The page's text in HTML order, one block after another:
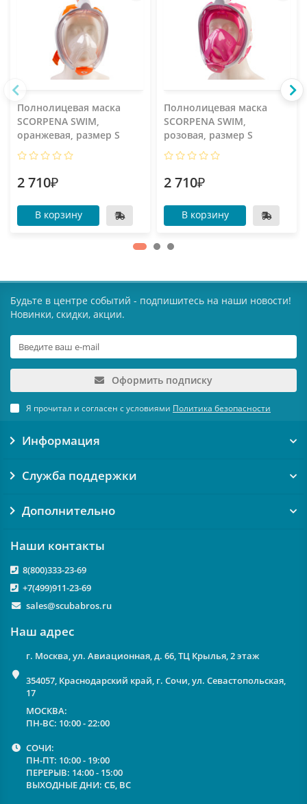
Полнолицевая маска
SCORPENA SWIM,
оранжевая, размер S
2 710₽
В корзину
Полнолицевая маска
SCORPENA SWIM,
розовая, размер S
2 710₽
В корзину
Будьте в центре событий - подпишитесь на наши новости!
Новинки, скидки, акции.
Оформить подписку
Я прочитал и согласен с условиями Политика безопасности
Информация
Служба поддержки
Дополнительно
Наши контакты
8(800)333-23-69
+7(499)911-23-69
sales@scubabros.ru
Наш адрес
г. Москва, ул. Авиационная, д. 66, ТЦ Крылья, 2 этаж
354057, Краснодарский край, г. Сочи, ул. Севастопольская,
17
МОСКВА:
ПН-ВС: 10:00 - 22:00
СОЧИ:
ПН-ПТ: 10:00 - 19:00
ПЕРЕРЫВ: 14:00 - 15:00
ВЫХОДНЫЕ ДНИ: СБ, ВС